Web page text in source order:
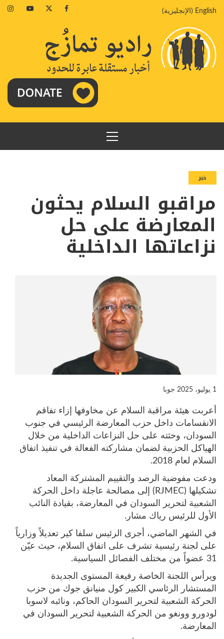
إلىEnglish
( الإنجليزية)
Facebook
Twitter
Youtube
القائمة
الرئيسية
خبر
مراقبو السلام يحثون
المعارضة على حل
نزاعاتها الداخلية
1 يوليو، 2025 جوبا
أعربت هيئة مراقبة السلام عن مخاوفها إزاء تفاقم
الانقسامات داخل حزب المعارضة الرئيسي في جنوب
السودان، وحثته على حل النزاعات الداخلية من خلال
الهياكل الحزبية لضمان مشاركته الفعالة في تنفيذ اتفاق
السلام لعام 2018.
ودعت مفوضية الرصد والتقييم المشتركة المعاد
تشكيلها (RJMEC) إلى مصالحة عاجلة داخل الحركة
الشعبية لتحرير السودان في المعارضة، بقيادة النائب
الأول للرئيس رياك مشار.
في الشهر الماضي، أجرى الرئيس سلفا كير تعديلاً وزارياً
على لجنة رئيسية تشرف على اتفاق السلام، حيث عيّن
31 عضواً من مختلف الفصائل السياسية.
ويرأس اللجنة الخاصة رفيعة المستوى الجديدة
المستشار الرئاسي الكبير كول منيانق جوك من حزب
الحركة الشعبية لتحرير السودان الحاكم، ونائبه لاسوبا
لودورو وونغو من الحركة الشعبية لتحرير السودان في
المعارضة.